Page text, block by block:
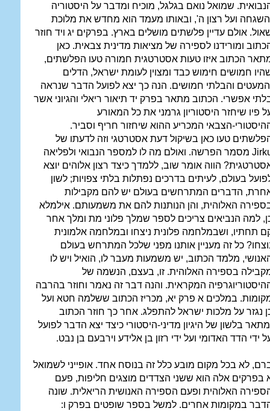
שמואל נואם בגלגל, מוכיח ומדבר על היסטוריה
ועל רצון ה', ובאותו מעמד הוא מחדש את מלוכת
אולם עדיין פלשתים מושלים בארץ. בפרקים יג ויד חוזר
ומורידנו לספירה של מציאות מדינית צבאית. כאן
הכתוב איזו טעות אסטרטגית חמורה טעו הפלשתים,
חמושים חימוש כבד ומצוין לעומת ישראל, הדלים
והבלתי חמושים. הנה כך יצא לפועל הדבר שנראה
אפשרי. הכתוב מתאר בפרק יד תיאור ריאלי והגיוני אשר
פיו שיחזר היסטוריון גרמני את כל המאורע
הצבאי המכריע ההוא שיחזור חריף וסביר.
טעו כאן בשיקול דעת אסטרטגי וזה לדעתו של
מסמר הפרשה. ואולם מה לו למספר הנבואי ולפליאה
הווה אומר שוב, ללמדך כיצד רצון אלוהים יוצא
בעולם, לעיתים בדרכים נפתלות בלתי צפויות; לשון
הדברים המתרחשים בעולם יש להם מקבילות
האלוהית, והן הנותנות להם את משמעותם. אילמלא
למה הנביאים צריכים לספר שמלך פלוני מת ומלך אחר
תחתיו, ושבמלחמה פלונית ניצחו ובמלחמה אלמונית
כל זה מעניין אותנו מפני שלכל המתרחש בעולם
מלמד הכתוב, יש משמעות מעבר לו, הואיל ויש לו
בספירה האלוהית. זו, בעצם, הנשמה של
המקראית. והנה דבר זה נאמר וחוזר בהרבה
במלכים א פרק יא, מכריז הכתוב ששלמה חטא ועל
נגזר על מלכות ישראל להתפלג. אחר כך חוזר הכתוב
בלשון של היגיון מדיני-היסטורי כיצד יצא הדבר לפועל
ידי הדד האדומי ועל ידי רזון בן אלידע וירבעם בן נבט.
לא בכל מקום מובע כלל זה בנוסח אחד. אופייני לשמואל
בפרקים אלה הוא ששני הצדדים מוצגים חליפות, פעם
האלוהית ופעם הספירה האנושית הריאלית. שונה
במקומות אחרים. למשל בספר שופטים בפרק ו: